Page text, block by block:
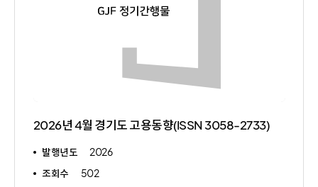
2026년 4월 경기도 고용동향(ISSN 3058-2733)
발행년도
2026
조회수
502